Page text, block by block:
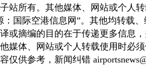
站所有。其他媒体、网站或个人
：国际空港信息网”。其他均转载
或摘编的目的在于传递更多信息
媒体、网站或个人转载使用时必
仅供参考，新闻纠错